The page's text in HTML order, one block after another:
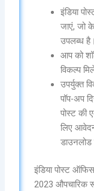
इंडिया
जाएं, जो
उपलब्ध है।
आप को
विकल्प
उपर्युक्त
पॉप-अप
पोस्ट की
लिए
इंडिया पोस्ट
2023 औपचारिक